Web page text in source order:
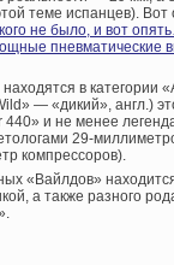
теме испанцев).
не было, и вот
пневматические
в категории
— «дикий», англ.)
и не менее
29-
компрессоров).
«Вайлдов»
а также разного